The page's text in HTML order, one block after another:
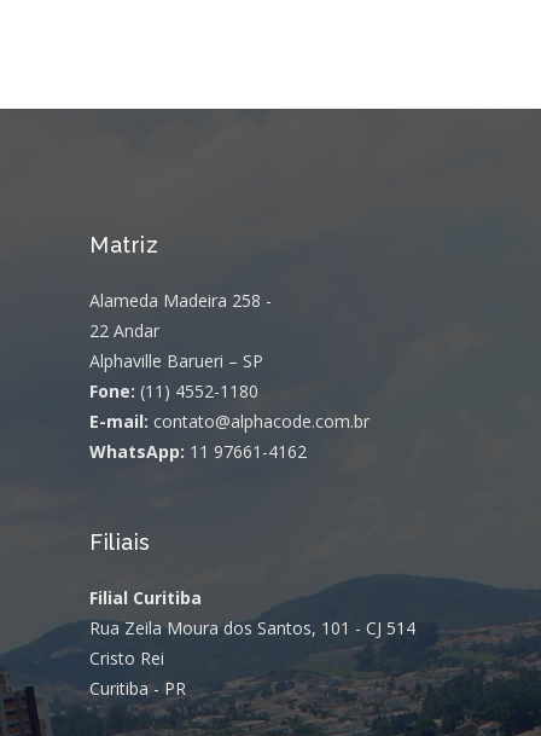
Matriz
Alameda Madeira 258 -
22 Andar
Alphaville Barueri – SP
Fone: (11) 4552-1180
E-mail: contato@alphacode.com.br
WhatsApp: 11 97661-4162
Filiais
Filial Curitiba
Rua Zeila Moura dos Santos, 101 - CJ 514
Cristo Rei
Curitiba - PR